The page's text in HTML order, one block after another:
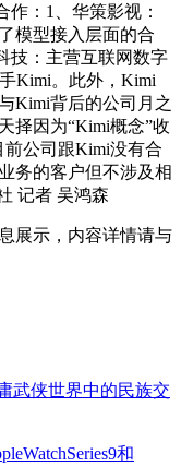
：1、华策影视：
模型接入层面的合
技：主营互联网数字
Kimi。此外，Kimi
Kimi背后的公司月之
择因为“Kimi概念”收
公司跟Kimi没有合
务的客户但不涉及相
记者 吴鸿森
展示，内容详情请与
武侠世界中的民族交
和